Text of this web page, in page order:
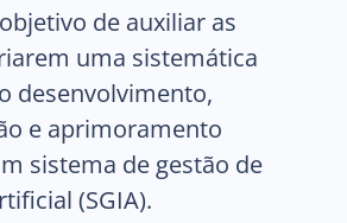
de auxiliar as
uma sistemática
desenvolvimento,
e aprimoramento
sistema de gestão de
(SGIA).